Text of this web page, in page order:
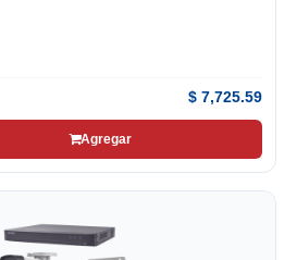
$ 7,725.59
Agregar